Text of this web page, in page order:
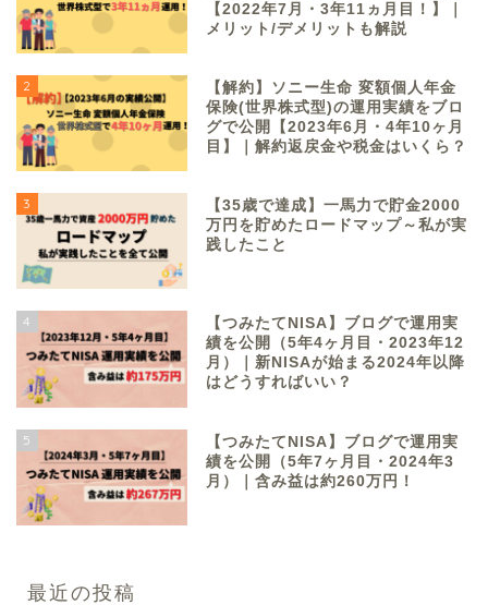
【2022年7月・3年11ヵ月目！】｜
メリット/デメリットも解説
2
【解約】ソニー生命 変額個人年金
保険(世界株式型)の運用実績をブロ
グで公開【2023年6月・4年10ヶ月
目】｜解約返戻金や税金はいくら？
3
【35歳で達成】一馬力で貯金2000
万円を貯めたロードマップ～私が実
践したこと
4
【つみたてNISA】ブログで運用実
績を公開（5年4ヶ月目・2023年12
月）｜新NISAが始まる2024年以降
はどうすればいい？
5
【つみたてNISA】ブログで運用実
績を公開（5年7ヶ月目・2024年3
月）｜含み益は約260万円！
最近の投稿